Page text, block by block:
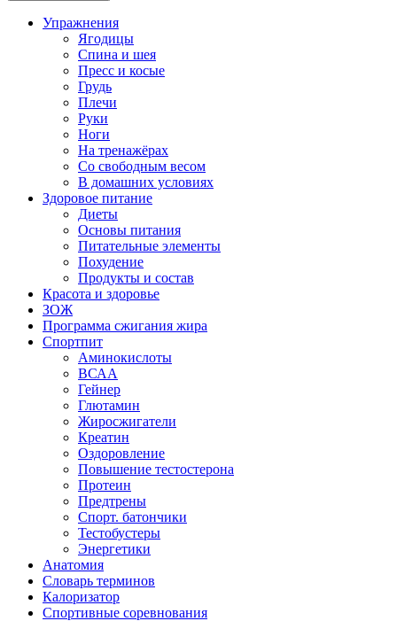
Упражнения
Ягодицы
Спина и шея
Пресс и косые
Грудь
Плечи
Руки
Ноги
На тренажёрах
Со свободным весом
В домашних условиях
Здоровое питание
Диеты
Основы питания
Питательные элементы
Похудение
Продукты и состав
Красота и здоровье
ЗОЖ
Программа сжигания жира
Спортпит
Аминокислоты
ВСАА
Гейнер
Глютамин
Жиросжигатели
Креатин
Оздоровление
Повышение тестостерона
Протеин
Предтрены
Спорт. батончики
Тестобустеры
Энергетики
Анатомия
Словарь терминов
Калоризатор
Спортивные соревнования